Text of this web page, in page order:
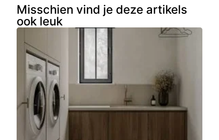
Misschien vind je deze artikels
ook leuk